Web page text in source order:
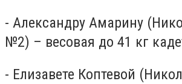
- Александру Амарину
№2) – весовая до 41 кг
- Елизавете Коптевой